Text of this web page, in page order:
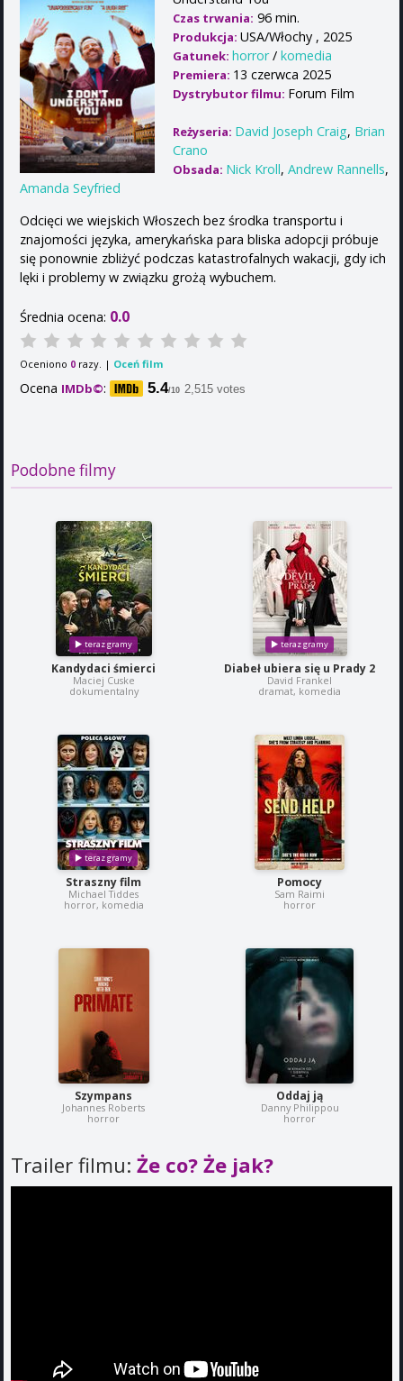
Czas trwania: 96 min.
Produkcja: USA/Włochy , 2025
Gatunek: horror/ komedia
Premiera: 13 czerwca 2025
Dystrybutor filmu: Forum Film
Reżyseria: David Joseph Craig, Brian
Crano
Obsada: Nick Kroll, Andrew Rannells,
Amanda Seyfried
Odcięci we wiejskich Włoszech bez środka transportu i
znajomości języka, amerykańska para bliska adopcji próbuje
się ponownie zbliżyć podczas katastrofalnych wakacji, gdy ich
lęki i problemy w związku grożą wybuchem.
Średnia ocena: 0.0
Oceniono 0 razy. | Oceń film
Ocena IMDb©: 5.4/10 2,515 votes
Podobne filmy
Kandydaci śmierci
Maciej Cuske
dokumentalny
Diabeł ubiera się u Prady 2
David Frankel
dramat, komedia
Straszny film
Michael Tiddes
horror, komedia
Pomocy
Sam Raimi
horror
Szympans
Johannes Roberts
horror
Oddaj ją
Danny Philippou
horror
Trailer filmu: Że co? Że jak?